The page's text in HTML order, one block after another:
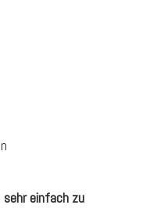
sehr einfach zu